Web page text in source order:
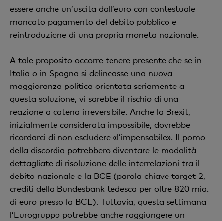
essere anche un’uscita dall’euro con contestuale
mancato pagamento del debito pubblico e
reintroduzione di una propria moneta nazionale.
A tale proposito occorre tenere presente che se in
Italia o in Spagna si delineasse una nuova
maggioranza politica orientata seriamente a
questa soluzione, vi sarebbe il rischio di una
reazione a catena irreversibile. Anche la Brexit,
inizialmente considerata impossibile, dovrebbe
ricordarci di non escludere «l’impensabile». Il pomo
della discordia potrebbero diventare le modalità
dettagliate di risoluzione delle interrelazioni tra il
debito nazionale e la BCE (parola chiave target 2,
crediti della Bundesbank tedesca per oltre 820 mia.
di euro presso la BCE). Tuttavia, questa settimana
l’Eurogruppo potrebbe anche raggiungere un